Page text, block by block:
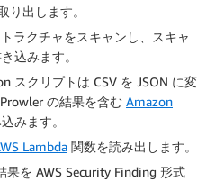
り出します。
ラクチャをスキャンし、スキャ
込みます。
スクリプトは CSV を JSON に変
の結果を含む Amazon
みます。
Lambda 関数を読み出します。
果を AWS Security Finding 形式